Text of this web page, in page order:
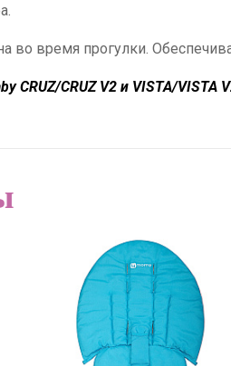
во время прогулки.
CRUZ/CRUZ V2 и VISTA/VISTA